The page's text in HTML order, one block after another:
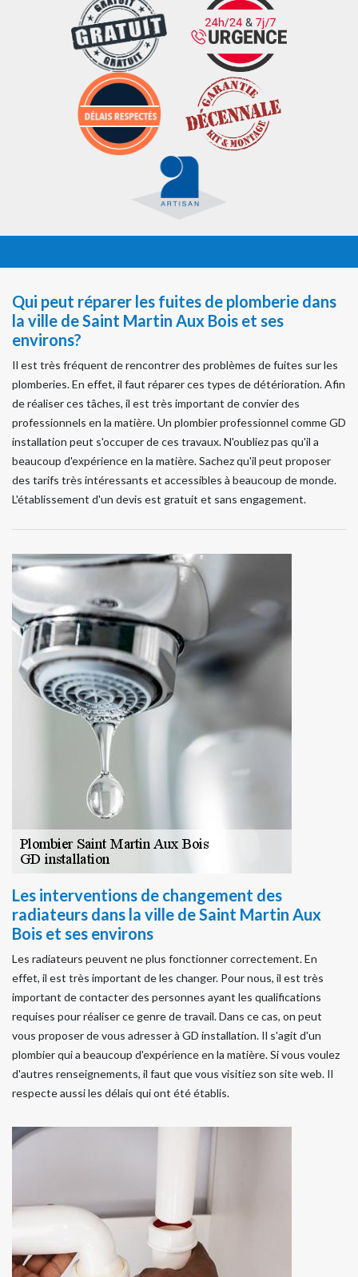
Qui peut réparer les fuites de plomberie dans
la ville de Saint Martin Aux Bois et ses
environs?
Il est très fréquent de rencontrer des problèmes de fuites sur les
plomberies. En effet, il faut réparer ces types de détérioration. Afin
de réaliser ces tâches, il est très important de convier des
professionnels en la matière. Un plombier professionnel comme GD
installation peut s'occuper de ces travaux. N'oubliez pas qu'il a
beaucoup d'expérience en la matière. Sachez qu'il peut proposer
des tarifs très intéressants et accessibles à beaucoup de monde.
L'établissement d'un devis est gratuit et sans engagement.
Les interventions de changement des
radiateurs dans la ville de Saint Martin Aux
Bois et ses environs
Les radiateurs peuvent ne plus fonctionner correctement. En
effet, il est très important de les changer. Pour nous, il est très
important de contacter des personnes ayant les qualifications
requises pour réaliser ce genre de travail. Dans ce cas, on peut
vous proposer de vous adresser à GD installation. Il s'agit d'un
plombier qui a beaucoup d'expérience en la matière. Si vous voulez
d'autres renseignements, il faut que vous visitiez son site web. Il
respecte aussi les délais qui ont été établis.